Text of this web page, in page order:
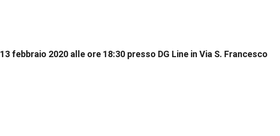
13 febbraio 2020 alle ore 18:30 presso DG Line in Via S. Francesco